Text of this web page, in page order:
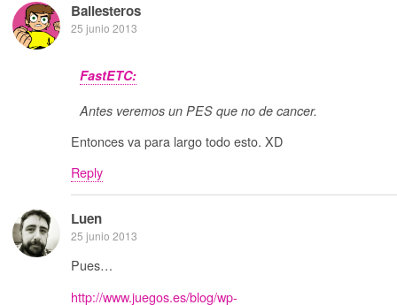
Ballesteros
25 junio 2013
FastETC:
Antes veremos un PES que no de cancer.
Entonces va para largo todo esto. XD
Reply
Luen
25 junio 2013
Pues…
http://www.juegos.es/blog/wp-